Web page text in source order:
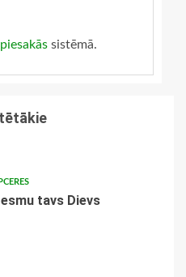
sistēmā.
esmu tavs Dievs